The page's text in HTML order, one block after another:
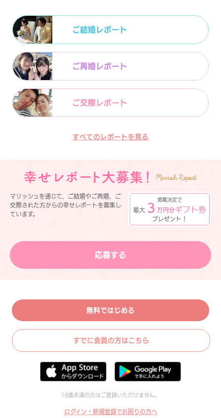
ご結婚レポート
ご再婚レポート
ご交際レポート
すべてのレポートを見る
マリッシュを通じて、ご結婚やご再婚、ご
交際された方からの幸せレポートを募集し
ています。
掲載決定で
最大 ３ 万円分ギフト券
プレゼント！
応募する
無料ではじめる
すでに会員の方はこちら
18歳未満の方はご登録いただけません。
ログイン・新規登録でお困りの方へ